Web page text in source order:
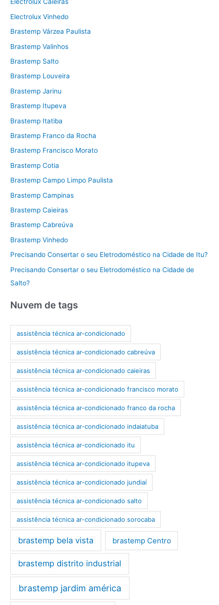
Electrolux Caieiras
Electrolux Vinhedo
Brastemp Várzea Paulista
Brastemp Valinhos
Brastemp Salto
Brastemp Louveira
Brastemp Jarinu
Brastemp Itupeva
Brastemp Itatiba
Brastemp Franco da Rocha
Brastemp Francisco Morato
Brastemp Cotia
Brastemp Campo Limpo Paulista
Brastemp Campinas
Brastemp Caieiras
Brastemp Cabreúva
Brastemp Vinhedo
Precisando Consertar o seu Eletrodoméstico na Cidade de Itu?
Precisando Consertar o seu Eletrodoméstico na Cidade de
Salto?
Nuvem de tags
assistência técnica ar-condicionado
assistência técnica ar-condicionado cabreúva
assistência técnica ar-condicionado caieiras
assistência técnica ar-condicionado francisco morato
assistência técnica ar-condicionado franco da rocha
assistência técnica ar-condicionado indaiatuba
assistência técnica ar-condicionado itu
assistência técnica ar-condicionado itupeva
assistência técnica ar-condicionado jundiaí
assistência técnica ar-condicionado salto
assistência técnica ar-condicionado sorocaba
brastemp bela vista brastemp Centro
brastemp distrito industrial
brastemp jardim américa